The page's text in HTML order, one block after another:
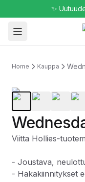
✨
Home Kauppa
Viitta Hollies-
- Joustava,
- Hakakiinnitykset